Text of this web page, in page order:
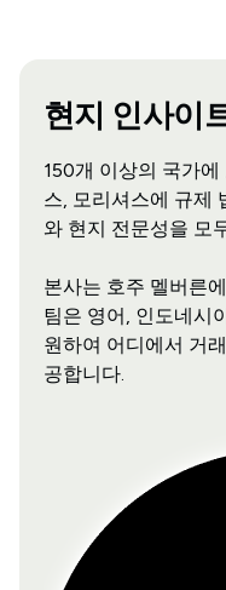
현지 인사이
150개 이상의 국가
스, 모리셔스에 규제
와 현지 전문성을 모
본사는 호주 멜버른
팀은 영어, 인도네시
원하여 어디에서 거
공합니다.